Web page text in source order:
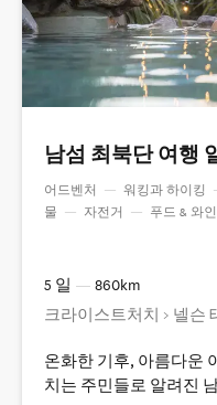
남섬 최북단 여행
어드벤처 — 워킹과 하이킹
물 — 자전거 — 푸드 & 와인
5 일 — 860km
크라이스트처치 > 넬슨
온화한 기후, 아름다운
치는 주민들로 알려진